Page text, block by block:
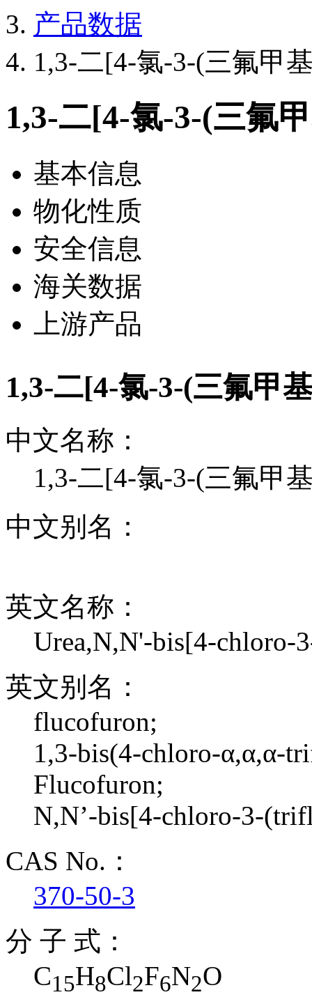
产品数据
1,3-二[4-氯-3-(三氟甲
1,3-二[4-氯-3-(三氟
基本信息
物化性质
安全信息
海关数据
上游产品
1,3-二[4-氯-3-(三氟甲
中文名称：
1,3-二[4-氯-3-(三氟甲
中文别名：
英文名称：
Urea,N,N'-bis[4-
英文别名：
flucofuron;
1,3-bis(4-chloro-α,α,α-
Flucofuron;
N,N’-bis[4-chloro-3-
CAS No.：
370-50-3
分 子 式：
C15H8Cl2F6N2O